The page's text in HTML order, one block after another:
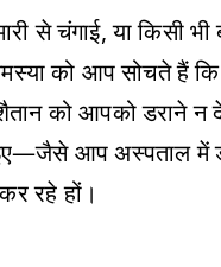
से चंगाई, या किसी भी
को आप सोचते हैं
को आपको डराने
आप अस्पताल में
रहे हों।